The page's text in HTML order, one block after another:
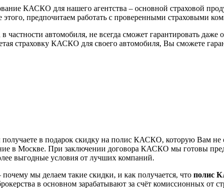
КАСКО для нашего агентства – основной страховой
этого, предпочитаем работать с проверенными страховыми
частности автомобиля, не всегда сможет гарантировать
страховку КАСКО для своего автомобиля, Вы сможете
в подарок скидку на полис КАСКО, которую Вам не
в Москве. При заключении договора КАСКО мы готовы
выгодные условия от лучших компаний.
мы делаем такие скидки, и как получается, что полис
в основном зарабатывают за счёт комиссионных